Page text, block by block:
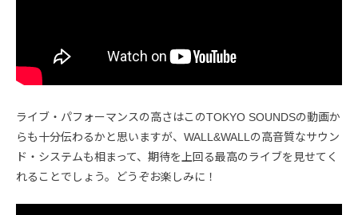
ライブ・パフォーマンスの高さはこのTOKYO SOUNDSの動画か
らも十分伝わるかと思いますが、WALL&WALLの高音質なサウン
ド・システムも相まって、期待を上回る最高のライブを見せてく
れることでしょう。どうぞお楽しみに！